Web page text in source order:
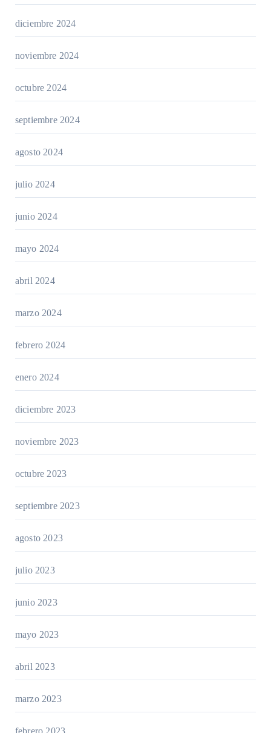
diciembre 2024
noviembre 2024
octubre 2024
septiembre 2024
agosto 2024
julio 2024
junio 2024
mayo 2024
abril 2024
marzo 2024
febrero 2024
enero 2024
diciembre 2023
noviembre 2023
octubre 2023
septiembre 2023
agosto 2023
julio 2023
junio 2023
mayo 2023
abril 2023
marzo 2023